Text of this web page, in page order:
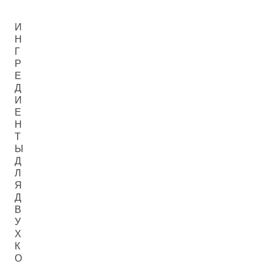
И
Н
Г
Р
Е
Д
И
Е
Н
Т
Ы
Д
Л
Я
Д
В
У
Х
К
О